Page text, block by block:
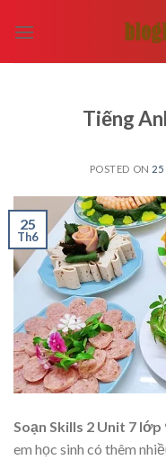
Tiếng
POSTED ON 25
25
Th6
Soạn Skills 2 Unit 7 lớp
em học sinh có thêm